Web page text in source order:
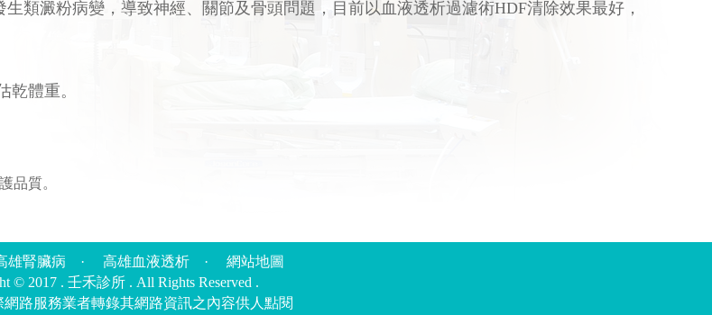
類澱粉病變，導致神經、關節及骨頭問題，目前以血液透析過濾術HDF清除效果最好，
體重。
品質。
雄腎臟病 · 高雄血液透析· 網站地圖
© 2017 . 壬禾診所 . All Rights Reserved .
路服務業者轉錄其網路資訊之內容供人點閱